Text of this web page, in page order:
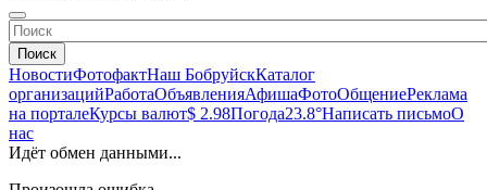
Поиск
НовостиФотофактНаш БобруйскКаталог
организацийРаботаОбъявленияАфишаФотоОбщениеРеклама
на порталеКурсы валют$ 2.98Погода23.8°Написать письмоО
нас
Идёт обмен данными...